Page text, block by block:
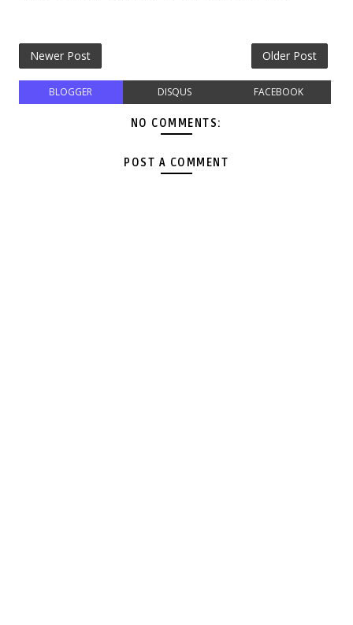
Newer Post Older Post
BLOGGER DISQUS FACEBOOK
NO COMMENTS:
POST A COMMENT